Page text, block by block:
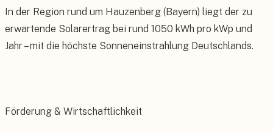
In der Region rund um Hauzenberg (Bayern) liegt der zu
erwartende Solarertrag bei rund 1050 kWh pro kWp und
Jahr – mit die höchste Sonneneinstrahlung Deutschlands.
Förderung & Wirtschaftlichkeit